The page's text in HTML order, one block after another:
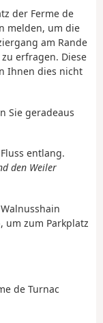
der Ferme de
melden, um die
am Rande
erfragen. Diese
Ihnen dies nicht
Sie geradeaus
entlang.
den Weiler
um zum Parkplatz
de Turnac